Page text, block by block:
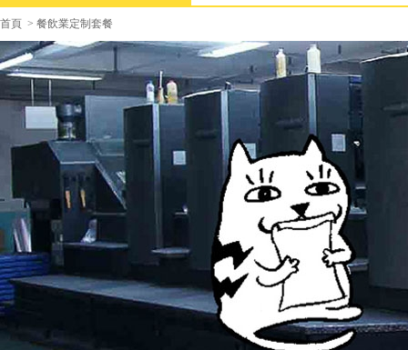
首頁 > 餐飲業定制套餐